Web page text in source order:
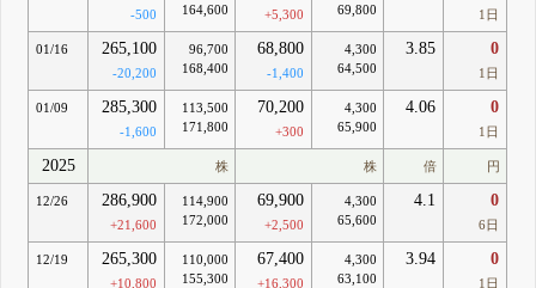
-500
164,600
+5,300
69,800
1日
01/16 265,100
-20,200
96,700
168,400
68,800
-1,400
4,300
64,500
3.85 0
1日
01/09 285,300
-1,600
113,500
171,800
70,200
+300
4,300
65,900
4.06 0
1日
2025 株 株 倍 円
12/26 286,900
+21,600
114,900
172,000
69,900
+2,500
4,300
65,600
4.1 0
6日
12/19 265,300
+10,800
110,000
155,300
67,400
+16,300
4,300
63,100
3.94 0
1日